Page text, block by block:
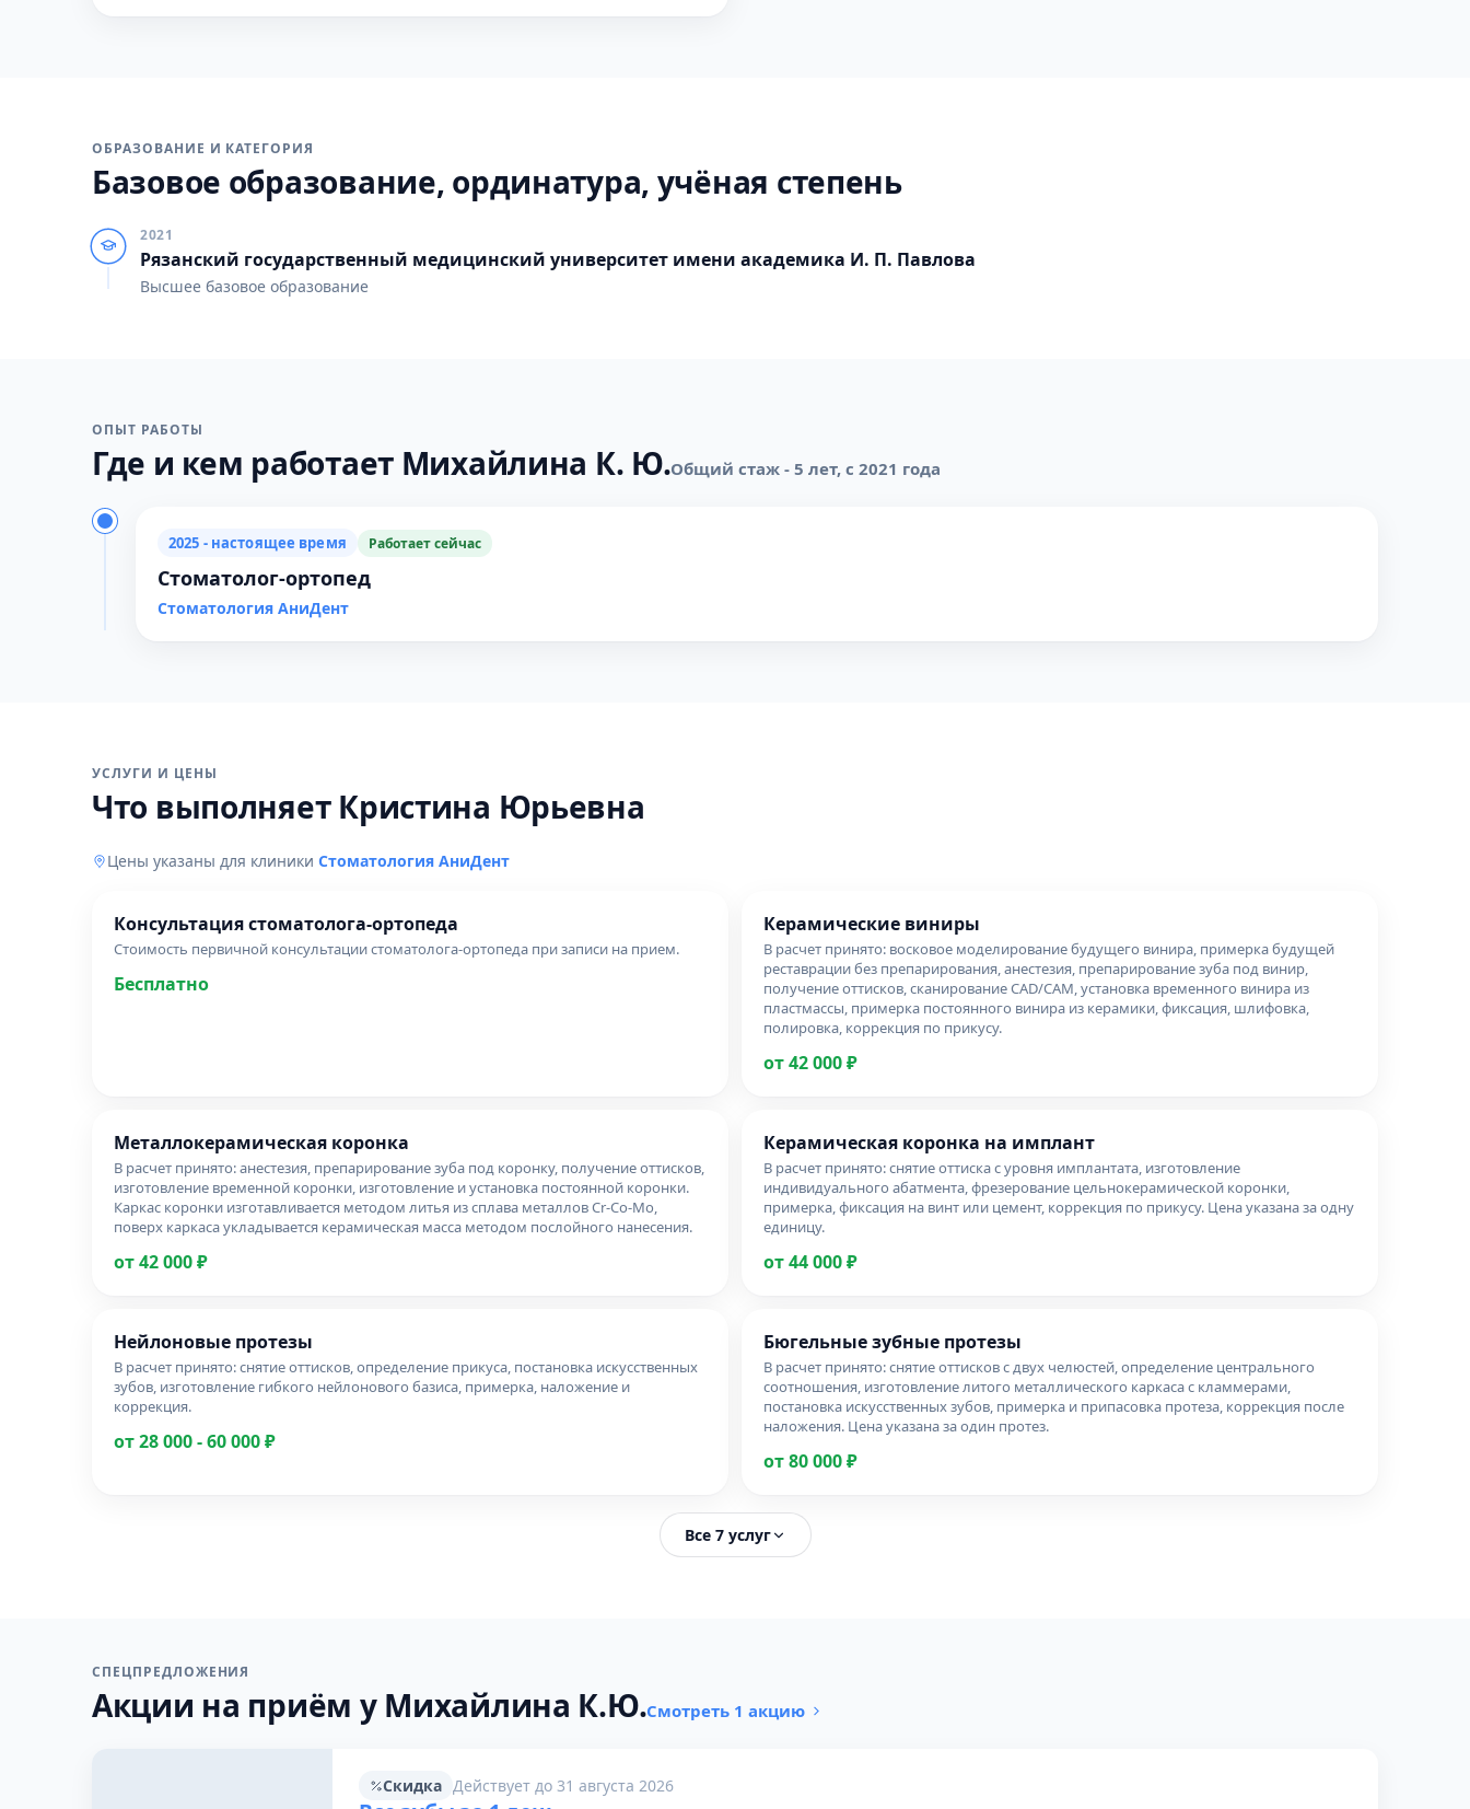
ОБРАЗОВАНИЕ И КАТЕГОРИЯ
Базовое образование, ординатура, учёная степень
2021
Рязанский государственный медицинский университет имени академика И. П. Павлова
Высшее базовое образование
ОПЫТ РАБОТЫ
Где и кем работает Михайлина К. Ю.Общий стаж - 5 лет, с 2021 года
2025 - настоящее время Работает сейчас
Стоматолог-ортопед
Стоматология АниДент
УСЛУГИ И ЦЕНЫ
Что выполняет Кристина Юрьевна
Цены указаны для клиники Стоматология АниДент
Консультация стоматолога-ортопеда
Стоимость первичной консультации стоматолога-ортопеда при записи на прием.
Бесплатно
Керамические виниры
В расчет принято: восковое моделирование будущего винира, примерка будущей
реставрации без препарирования, анестезия, препарирование зуба под винир,
получение оттисков, сканирование CAD/CAM, установка временного винира из
пластмассы, примерка постоянного винира из керамики, фиксация, шлифовка,
полировка, коррекция по прикусу.
от 42 000 ₽
Металлокерамическая коронка
В расчет принято: анестезия, препарирование зуба под коронку, получение оттисков,
изготовление временной коронки, изготовление и установка постоянной коронки.
Каркас коронки изготавливается методом литья из сплава металлов Cr-Co-Mo,
поверх каркаса укладывается керамическая масса методом послойного нанесения.
от 42 000 ₽
Керамическая коронка на имплант
В расчет принято: снятие оттиска с уровня имплантата, изготовление
индивидуального абатмента, фрезерование цельнокерамической коронки,
примерка, фиксация на винт или цемент, коррекция по прикусу. Цена указана за одну
единицу.
от 44 000 ₽
Нейлоновые протезы
В расчет принято: снятие оттисков, определение прикуса, постановка искусственных
зубов, изготовление гибкого нейлонового базиса, примерка, наложение и
коррекция.
от 28 000 - 60 000 ₽
Бюгельные зубные протезы
В расчет принято: снятие оттисков с двух челюстей, определение центрального
соотношения, изготовление литого металлического каркаса с кламмерами,
постановка искусственных зубов, примерка и припасовка протеза, коррекция после
наложения. Цена указана за один протез.
от 80 000 ₽
Все 7 услуг
СПЕЦПРЕДЛОЖЕНИЯ
Акции на приём у Михайлина К.Ю.Смотреть 1 акцию
Скидка Действует до 31 августа 2026